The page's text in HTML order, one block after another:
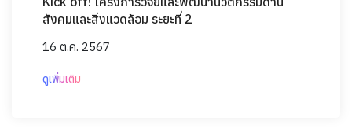
สังคมและสิ่งแวดล้อม ระยะที่ 2
16 ต.ค. 2567
ดูเพิ่มเติม